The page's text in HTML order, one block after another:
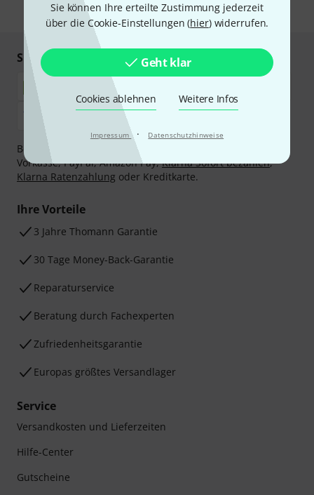
Sie können Ihre erteilte Zustimmung jederzeit
über die Cookie-Einstellungen (hier) widerrufen.
Geht klar
Cookies ablehnen Weitere Infos
Impressum · Datenschutzhinweise
* Pflichtfeld
Sicher einkaufen & bezahlen
Bezahlen Sie vertraulich und sicher per Nachnahme,
Vorkasse, PayPal, Amazon Pay,Klarna Sofort bezahlen,
Klarna Ratenzahlung oder Kreditkarte.
Ihre Vorteile
3 Jahre Thomann Garantie
30 Tage Money-Back-Garantie
Reparaturservice
Beratung durch Fachexperten
Zufriedenheitsgarantie
Europas größtes Versandlager
Service
Versandkosten und Lieferzeiten
Hilfe-Center
Gutscheine